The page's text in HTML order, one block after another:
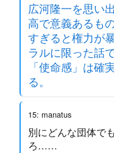
広河隆一を思い
高で意義あるも
すぎると権力が
ラルに限った話
「使命感」は確
る。
15: manatus
別にどんな団体で
ろ……